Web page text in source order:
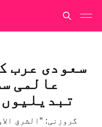
سعودی عرب
عالمی
گروزنی: "الشرق